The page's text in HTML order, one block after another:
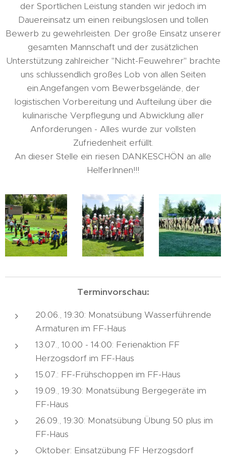
der Sportlichen Leistung standen wir jedoch im
Dauereinsatz um einen reibungslosen und tollen
Bewerb zu gewehrleisten. Der große Einsatz unserer
gesamten Mannschaft und der zusätzlichen
Unterstützung zahlreicher "Nicht-Feuwehrer" brachte
uns schlussendlich großes Lob von allen Seiten
ein.Angefangen vom Bewerbsgelände, der
logistischen Vorbereitung und Aufteilung über die
kulinarische Verpflegung und Abwicklung aller
Anforderungen - Alles wurde zur vollsten
Zufriedenheit erfüllt.
An dieser Stelle ein riesen DANKESCHÖN an alle
HelferInnen!!!
Terminvorschau:
20.06., 19:30: Monatsübung Wasserführende
Armaturen im FF-Haus
13.07., 10:00 - 14:00: Ferienaktion FF
Herzogsdorf im FF-Haus
15.07.: FF-Frühschoppen im FF-Haus
19.09., 19:30: Monatsübung Bergegeräte im
FF-Haus
26.09., 19:30: Monatsübung Übung 50 plus im
FF-Haus
Oktober: Einsatzübung FF Herzogsdorf